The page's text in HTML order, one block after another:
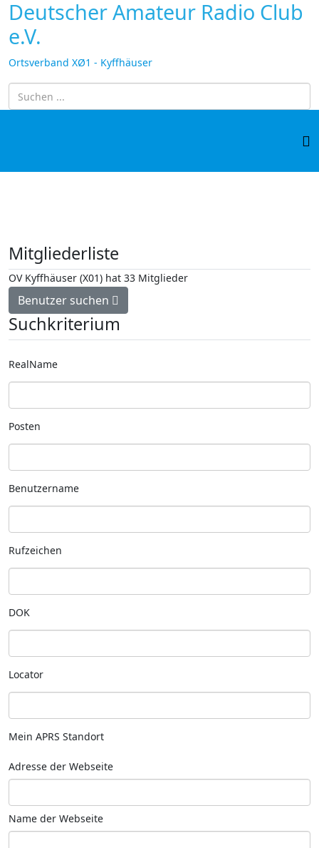
Deutscher Amateur Radio Club
e.V.
Ortsverband XØ1 - Kyffhäuser
Mitgliederliste
OV Kyffhäuser (X01) hat 33 Mitglieder
Benutzer suchen
Suchkriterium
RealName
Posten
Benutzername
Rufzeichen
DOK
Locator
Mein APRS Standort
Adresse der Webseite
Name der Webseite